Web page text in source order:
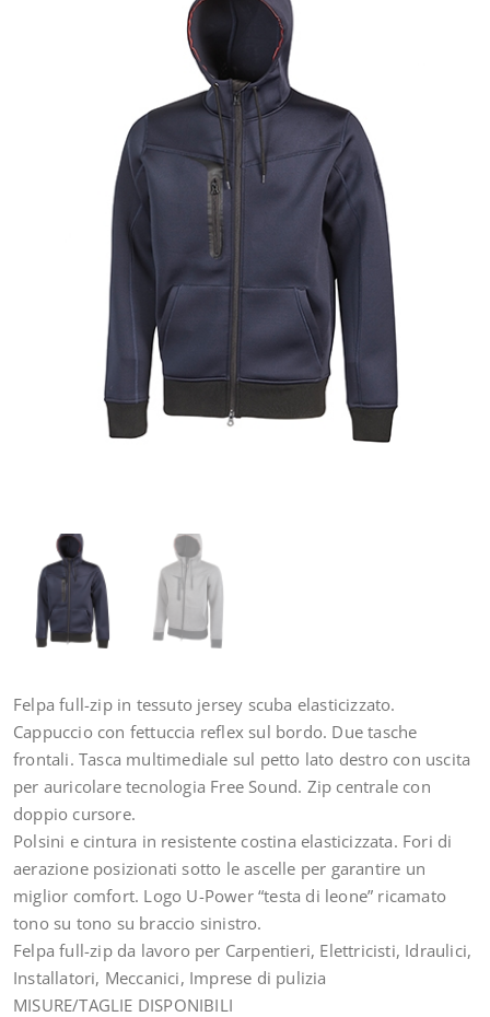
Felpa full-zip in tessuto jersey scuba elasticizzato.
Cappuccio con fettuccia reflex sul bordo. Due tasche
frontali. Tasca multimediale sul petto lato destro con uscita
per auricolare tecnologia Free Sound. Zip centrale con
doppio cursore.
Polsini e cintura in resistente costina elasticizzata. Fori di
aerazione posizionati sotto le ascelle per garantire un
miglior comfort. Logo U-Power “testa di leone” ricamato
tono su tono su braccio sinistro.
Felpa full-zip da lavoro per Carpentieri, Elettricisti, Idraulici,
Installatori, Meccanici, Imprese di pulizia
MISURE/TAGLIE DISPONIBILI